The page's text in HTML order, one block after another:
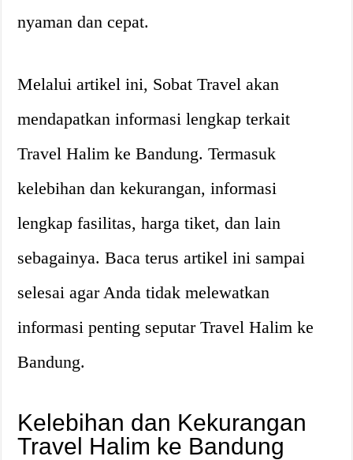
nyaman dan cepat.
Melalui artikel ini, Sobat Travel akan
mendapatkan informasi lengkap terkait
Travel Halim ke Bandung. Termasuk
kelebihan dan kekurangan, informasi
lengkap fasilitas, harga tiket, dan lain
sebagainya. Baca terus artikel ini sampai
selesai agar Anda tidak melewatkan
informasi penting seputar Travel Halim ke
Bandung.
Kelebihan dan Kekurangan
Travel Halim ke Bandung